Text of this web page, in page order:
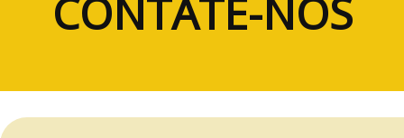
CONTATE-NOS